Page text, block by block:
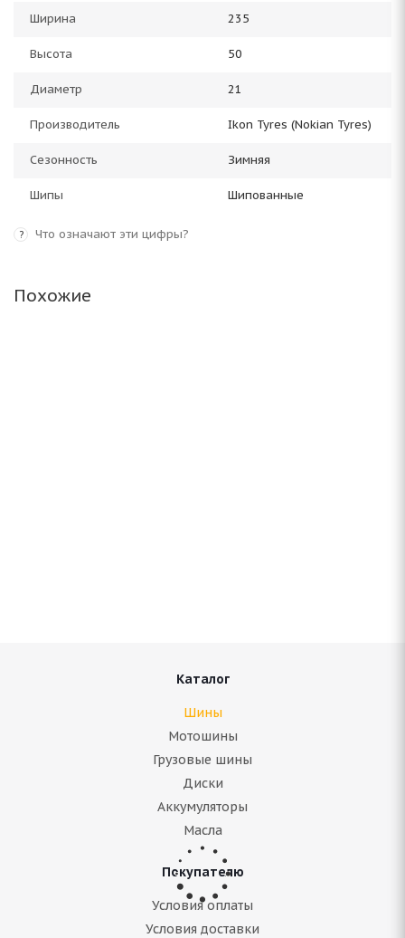
Ширина 235
Высота 50
Диаметр 21
Производитель Ikon Tyres (Nokian Tyres)
Сезонность Зимняя
Шипы Шипованные
? Что означают эти цифры?
Похожие
Rotalla Setula W Race S500 235/50 R21 101T
Каталог
Шины
Мотошины
Грузовые шины
Диски
Аккумуляторы
Масла
Покупателю
Условия оплаты
Условия доставки